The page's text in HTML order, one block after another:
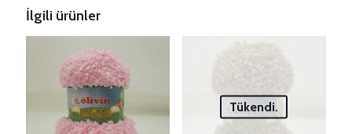
İlgili ürünler
Tükendi.